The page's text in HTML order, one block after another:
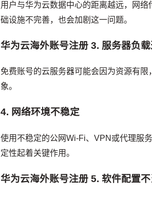
用户与华为云数据中心的距离越远，网
础设施不完善，也会加剧这一问题。
华为云海外账号注册 3. 服务器负
免费账号的云服务器可能会因为资源有
象。
4. 网络环境不稳定
使用不稳定的公网Wi-Fi、VPN或代理服
定性起着关键作用。
华为云海外账号注册 5. 软件配置不